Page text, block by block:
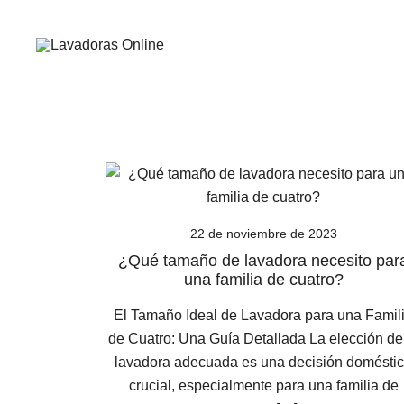
contenido
22 de noviembre de 2023
¿Qué tamaño de lavadora necesito
una familia de cuatro?
El Tamaño Ideal de Lavadora para una
de Cuatro: Una Guía Detallada La elección
lavadora adecuada es una decisión
crucial, especialmente para una familia de